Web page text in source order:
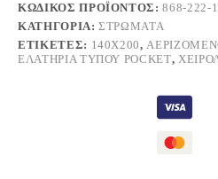
ΚΩΔΙΚΌΣ ΠΡΟΪΌΝΤΟΣ:868-222-
ΚΑΤΗΓΟΡΊΑ:ΣΤΡΏΜΑΤΑ
ΕΤΙΚΈΤΕΣ: 140X200,
ΕΛΑΤΉΡΙΑ ΤΎΠΟΥ POCKET,